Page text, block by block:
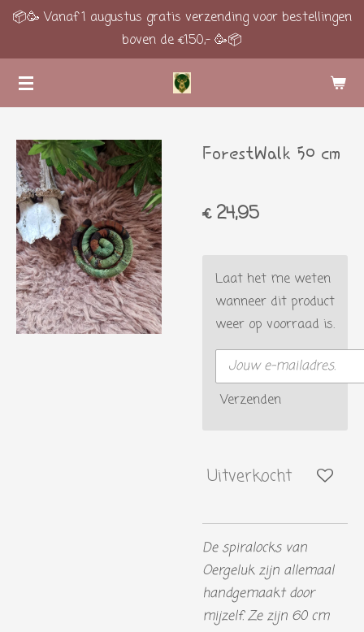
Ga
de
hoofdinhoud
📦🥳 Vanaf 1 augustus gratis verzending voor bestellingen
boven de €150,- 🥳📦
ForestWalk 50 cm
€ 24,95
Laat het me weten
wanneer dit product
weer op voorraad is.
Verzenden
Uitverkocht
De spiralocks van
Oergeluk zijn allemaal
handgemaakt door
mijzelf. Ze zijn 60 cm